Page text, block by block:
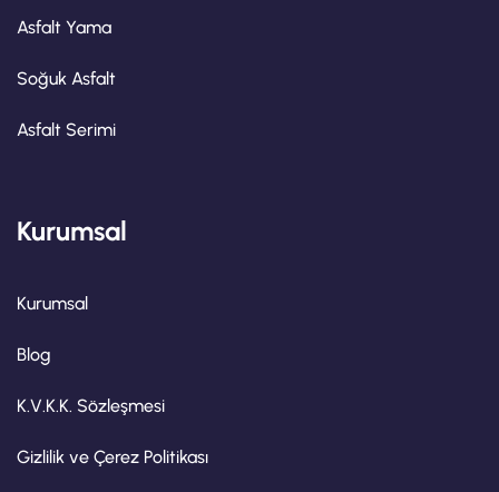
Asfalt Yama
Soğuk Asfalt
Asfalt Serimi
Kurumsal
Kurumsal
Blog
K.V.K.K. Sözleşmesi
Gizlilik ve Çerez Politikası